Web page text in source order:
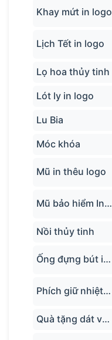
Khay mứt in logo
Lịch Tết in logo
Lọ hoa thủy tinh
Lót ly in logo
Lu Bia
Móc khóa
Mũ in thêu logo
Mũ bảo hiểm In logo
Nồi thủy tinh
Ống đựng bút in logo
Phích giữ nhiệt quà tặng
Quà tặng dát vàng